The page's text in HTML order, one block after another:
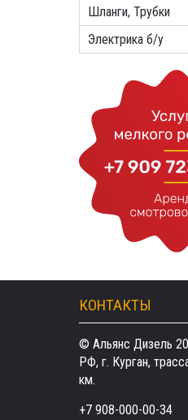
Шланги, Трубки
Электрика б/у
КОНТАКТЫ
© Альянс Дизель
РФ, г. Курган,
км.
+7 908-000-00-34